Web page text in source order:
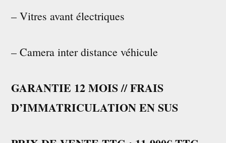
– Vitres avant électriques
– Camera inter distance véhicule
GARANTIE 12 MOIS// FRAIS
D’IMMATRICULATION EN SUS